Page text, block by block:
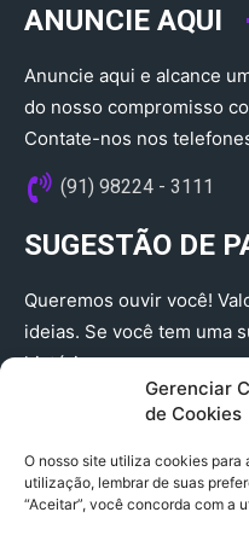
Gerenciar
de Cookies
O nosso site utiliza cookies para
utilização, lembrar de suas
“Aceitar”, você concorda com a
ANUNCIE AQUI
Anuncie aqui e alcance
do nosso compromisso
Contate-nos nos
(91) 98224 - 3111
SUGESTÃO DE
Queremos ouvir você!
ideias. Se você tem uma
história que merece ser
(91) 98224 - 3111